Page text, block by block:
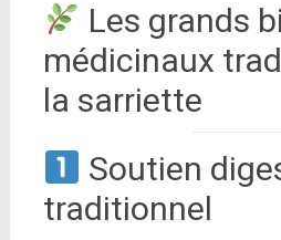
Les grands
médicinaux
la sarriette
Soutien
traditionnel